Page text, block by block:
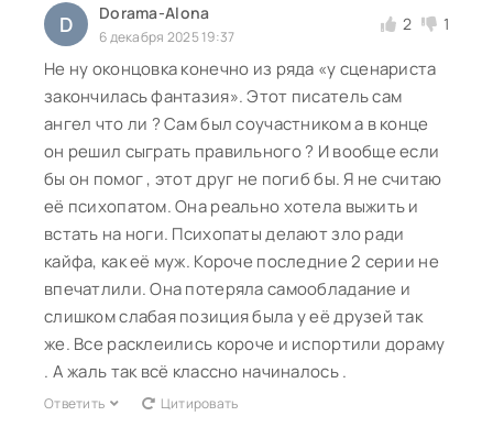
D Dorama-Alona
6 декабря 2025 19:37
2 1
Не ну оконцовка конечно из ряда «у сценариста
закончилась фантазия». Этот писатель сам
ангел что ли ? Сам был соучастником а в конце
он решил сыграть правильного ? И вообще если
бы он помог , этот друг не погиб бы. Я не считаю
её психопатом. Она реально хотела выжить и
встать на ноги. Психопаты делают зло ради
кайфа, как её муж. Короче последние 2 серии не
впечатлили. Она потеряла самообладание и
слишком слабая позиция была у её друзей так
же. Все расклеились короче и испортили дораму
. А жаль так всё классно начиналось .
Ответить Цитировать